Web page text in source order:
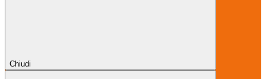
Chiudi